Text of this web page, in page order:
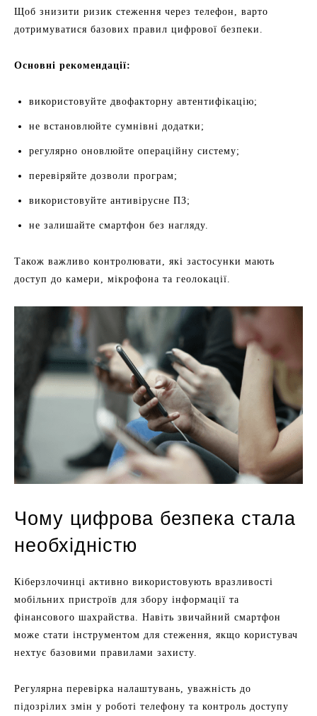
Щоб знизити ризик стеження через телефон, варто
дотримуватися базових правил цифрової безпеки.
Основні рекомендації:
використовуйте двофакторну автентифікацію;
не встановлюйте сумнівні додатки;
регулярно оновлюйте операційну систему;
перевіряйте дозволи програм;
використовуйте антивірусне ПЗ;
не залишайте смартфон без нагляду.
Також важливо контролювати, які застосунки мають
доступ до камери, мікрофона та геолокації.
Чому цифрова безпека стала
необхідністю
Кіберзлочинці активно використовують вразливості
мобільних пристроїв для збору інформації та
фінансового шахрайства. Навіть звичайний смартфон
може стати інструментом для стеження, якщо користувач
нехтує базовими правилами захисту.
Регулярна перевірка налаштувань, уважність до
підозрілих змін у роботі телефону та контроль доступу